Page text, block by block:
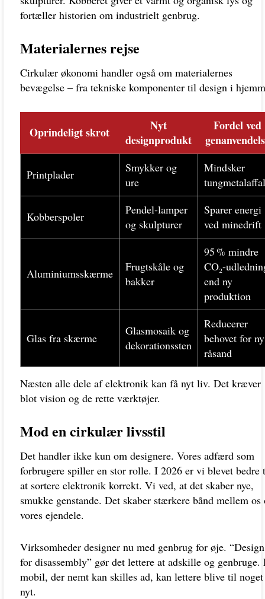
fortæller historien om industrielt genbrug.
Materialernes rejse
Cirkulær økonomi handler også om materialernes
bevægelse – fra tekniske komponenter til design i
Oprindeligt skrot
Nyt
designprodukt
Fordel ved
Printplader
Smykker og
ure
Mindsker
Kobberspoler
Pendel-lamper
og skulpturer
Sparer energi
ved minedrift
Aluminiumsskærme
Frugtskåle og
bakker
95 % mindre
CO₂-
end ny
produktion
Glas fra skærme
Glasmosaik og
dekorationssten
Reducerer
behovet for ny
råsand
Næsten alle dele af elektronik kan få nyt liv. Det kræver
blot vision og de rette værktøjer.
Mod en cirkulær livsstil
Det handler ikke kun om designere. Vores adfærd som
forbrugere spiller en stor rolle. I 2026 er vi blevet bedre
at sortere elektronik korrekt. Vi ved, at det skaber nye,
smukke genstande. Det skaber stærkere bånd mellem os
vores ejendele.
Virksomheder designer nu med genbrug for øje. “Design
for disassembly” gør det lettere at adskille og genbruge.
mobil, der nemt kan skilles ad, kan lettere blive til noget
nyt.